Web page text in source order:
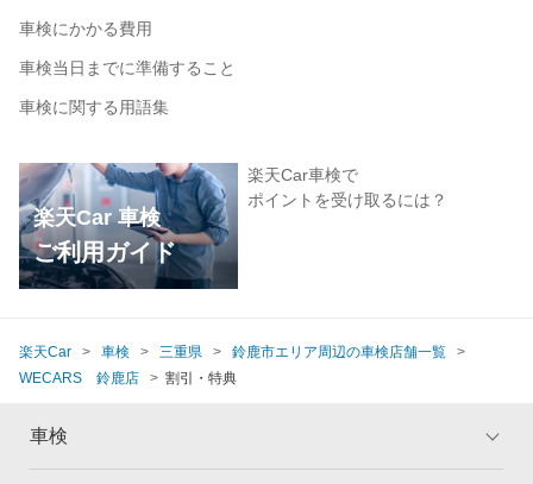
車検にかかる費用
車検当日までに準備すること
車検に関する用語集
楽天Car 車検
ご利用ガイド
楽天Car車検で
ポイントを受け取るには？
楽天Car 車検 三重県
鈴鹿市エリア周辺の車検店舗一覧
WECARS 鈴鹿店
割引・特典
車検